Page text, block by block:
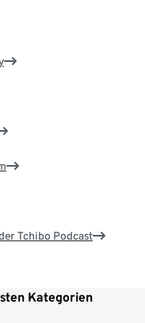
Tchibo Podcast
Kategorien